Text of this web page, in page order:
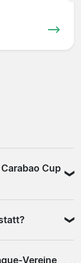
Cup
Der
Vereine